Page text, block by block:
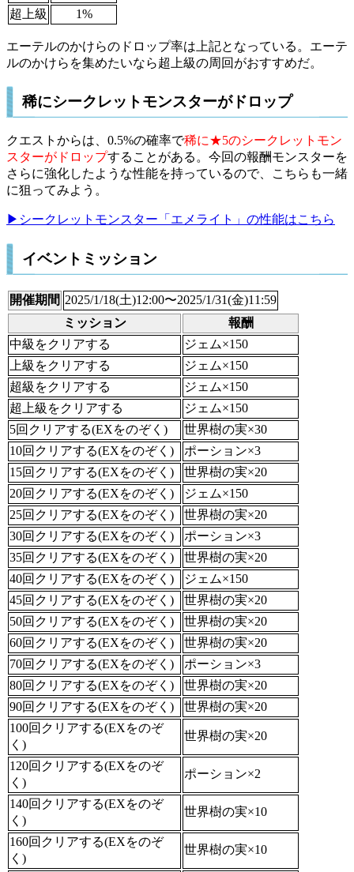
超上級
1%
エーテルのかけらのドロップ率は上記となっている。エーテ
ルのかけらを集めたいなら超上級の周回がおすすめだ。
稀にシークレットモンスターがドロップ
クエストからは、0.5%の確率で稀に★5のシークレットモン
スターがドロップすることがある。今回の報酬モンスターを
さらに強化したような性能を持っているので、こちらも一緒
に狙ってみよう。
▶シークレットモンスター「エメライト」の性能はこちら
イベントミッション
開催期間 2025/1/18(土)12:00〜2025/1/31(金)11:59
ミッション
報酬
中級をクリアする
ジェム×150
上級をクリアする
ジェム×150
超級をクリアする
ジェム×150
超上級をクリアする
ジェム×150
5回クリアする(EXをのぞく)
世界樹の実×30
10回クリアする(EXをのぞく)
ポーション×3
15回クリアする(EXをのぞく)
世界樹の実×20
20回クリアする(EXをのぞく)
ジェム×150
25回クリアする(EXをのぞく)
世界樹の実×20
30回クリアする(EXをのぞく)
ポーション×3
35回クリアする(EXをのぞく)
世界樹の実×20
40回クリアする(EXをのぞく)
ジェム×150
45回クリアする(EXをのぞく)
世界樹の実×20
50回クリアする(EXをのぞく)
世界樹の実×20
60回クリアする(EXをのぞく)
世界樹の実×20
70回クリアする(EXをのぞく)
ポーション×3
80回クリアする(EXをのぞく)
世界樹の実×20
90回クリアする(EXをのぞく)
世界樹の実×20
100回クリアする(EXをのぞ
く)
世界樹の実×20
120回クリアする(EXをのぞ
く)
ポーション×2
140回クリアする(EXをのぞ
く)
世界樹の実×10
160回クリアする(EXをのぞ
く)
世界樹の実×10